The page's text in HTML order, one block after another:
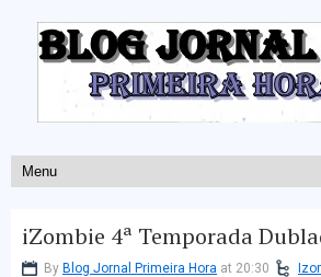
iZombie 4ª Temporada
By Blog Jornal Primeira Hora at 20:30